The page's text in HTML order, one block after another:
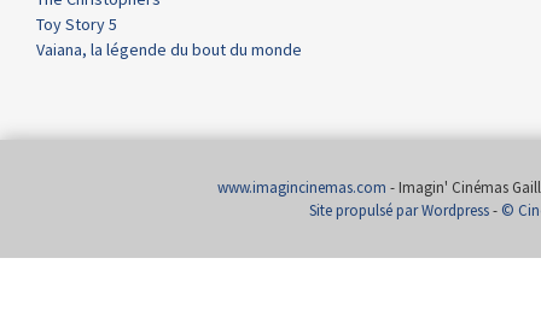
Toy Story 5
Vaiana, la légende du bout du monde
www.imagincinemas.com - Imagin' Cinémas
Site propulsé par Wordpress- ©